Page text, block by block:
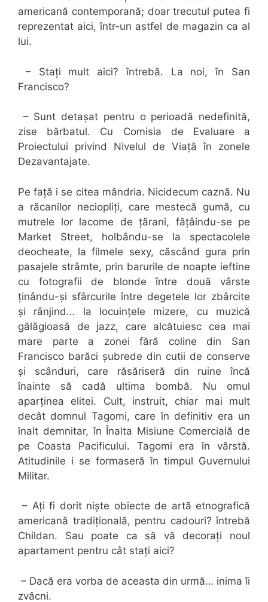
americană contemporană; doar trecutul putea fi
reprezentat aici, într-un astfel de magazin ca al
lui.
– Stați mult aici? întrebă. La noi, în San
Francisco?
– Sunt detașat pentru o perioadă nedefinită,
zise bărbatul. Cu Comisia de Evaluare a
Proiectului privind Nivelul de Viață în zonele
Dezavantajate.
Pe față i se citea mândria. Nicidecum caznă. Nu
a răcanilor neciopliți, care mestecă gumă, cu
mutrele lor lacome de țărani, fâțâindu-se pe
Market Street, holbându-se la spectacolele
deocheate, la filmele sexy, căscând gura prin
pasajele strâmte, prin barurile de noapte ieftine
cu fotografii de blonde între două vârste
ținându-și sfârcurile între degetele lor zbârcite
și rânjind… la locuințele mizere, cu muzică
gălăgioasă de jazz, care alcătuiesc cea mai
mare parte a zonei fără coline din San
Francisco barăci șubrede din cutii de conserve
și scânduri, care răsăriseră din ruine încă
înainte să cadă ultima bombă. Nu omul
aparținea elitei. Cult, instruit, chiar mai mult
decât domnul Tagomi, care în definitiv era un
înalt demnitar, în Înalta Misiune Comercială de
pe Coasta Pacificului. Tagomi era în vârstă.
Atitudinile i se formaseră în timpul Guvernului
Militar.
– Ați fi dorit niște obiecte de artă etnografică
americană tradițională, pentru cadouri? întrebă
Childan. Sau poate ca să vă decorați noul
apartament pentru cât stați aici?
– Dacă era vorba de aceasta din urmă… inima îi
zvâcni.